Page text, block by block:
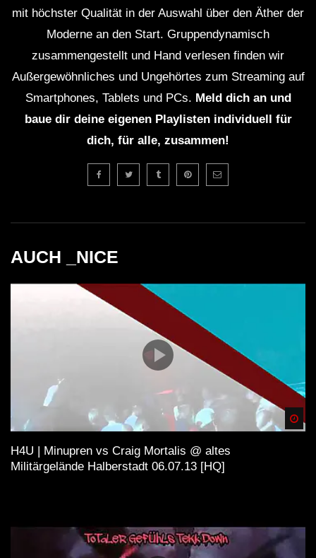
mit höchster Qualität in der Auswahl über den Äther der
Moderne an den Start. Gruppendynamisch
zusammengestellt und Hand verlesen finden wir
Außergewöhnliches und Ungehörtes zum Streaming auf
Smartphones, Tablets und PCs. Meld dich an und
baue dir deine eigenen Playlisten individuell für
dich, für alle, zusammen!
AUCH _NICE
H4U | Minupren vs Craig Mortalis @ altes
Militärgelände Halberstadt 06.07.13 [HQ]